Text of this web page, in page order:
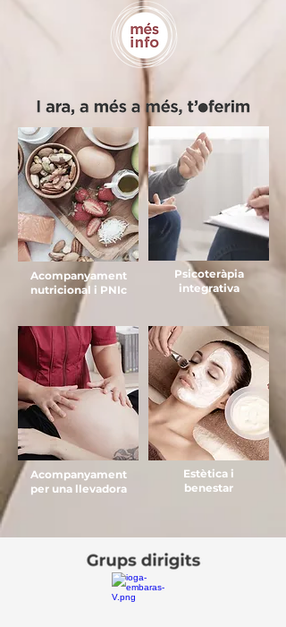
Acompanyament
nutricional i PNIc
Psicoteràpia
integrativa
Acompanyament
per una llevadora
Estètica i
benestar